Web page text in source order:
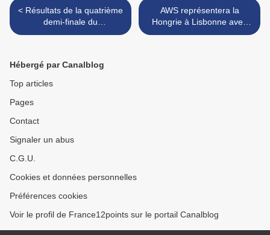
< Résultats de la quatrième
demi-finale du
Melodifestivalen (Suède)
AWS représentera la
Hongrie à Lisbonne avec
"Viszlát nyár" >
Hébergé par Canalblog
Top articles
Pages
Contact
Signaler un abus
C.G.U.
Cookies et données personnelles
Préférences cookies
Voir le profil de France12points sur le portail Canalblog